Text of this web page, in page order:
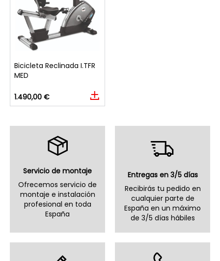
Bicicleta Reclinada I.TFR
MED
1.490,00 €
Servicio de montaje
Ofrecemos servicio de
montaje e instalación
profesional en toda
España
Entregas en 3/5 días
Recibirás tu pedido en
cualquier parte de
España en un máximo
de 3/5 días hábiles